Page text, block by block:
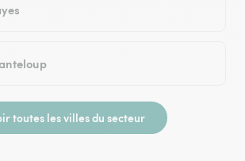
toutes les villes du secteur